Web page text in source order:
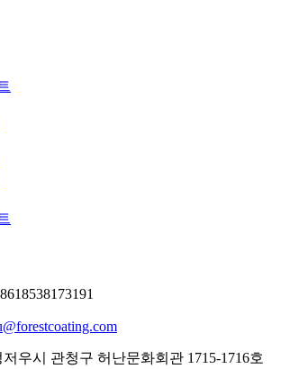
우시 관청구 허난문화회관 1715-1716호